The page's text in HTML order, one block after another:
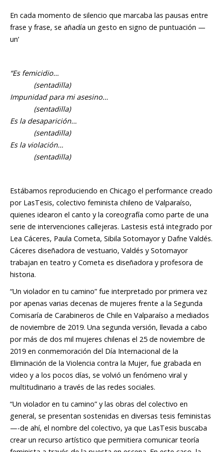
En cada momento de silencio que marcaba las pausas entre
frase y frase, se añadía un gesto en signo de puntuación —
un‘
“Es femicidio…
(sentadilla)
Impunidad para mi asesino…
(sentadilla)
Es la desaparición…
(sentadilla)
Es la violación…
(sentadilla)
Estábamos reproduciendo en Chicago el performance creado
por LasTesis, colectivo feminista chileno de Valparaíso,
quienes idearon el canto y la coreografía como parte de una
serie de intervenciones callejeras. Lastesis está integrado por
Lea Cáceres, Paula Cometa, Sibila Sotomayor y Dafne Valdés.
Cáceres diseñadora de vestuario, Valdés y Sotomayor
trabajan en teatro y Cometa es diseñadora y profesora de
historia.
“Un violador en tu camino” fue interpretado por primera vez
por apenas varias decenas de mujeres frente a la Segunda
Comisaría de Carabineros de Chile en Valparaíso a mediados
de noviembre de 2019. Una segunda versión, llevada a cabo
por más de dos mil mujeres chilenas el 25 de noviembre de
2019 en conmemoración del Día Internacional de la
Eliminación de la Violencia contra la Mujer, fue grabada en
video y a los pocos días, se volvió un fenómeno viral y
multitudinario a través de las redes sociales.
“Un violador en tu camino” y las obras del colectivo en
general, se presentan sostenidas en diversas tesis feministas
—-de ahí, el nombre del colectivo, ya que LasTesis buscaba
crear un recurso artístico que permitiera comunicar teoría